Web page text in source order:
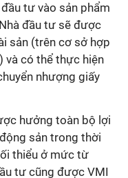
tư vào sản phẩm
đầu tư sẽ được
sản (trên cơ sở hợp
và có thể thực hiện
nhượng giấy
hưởng toàn bộ lợi
sản trong thời
thiểu ở mức từ
tư cũng được VMI